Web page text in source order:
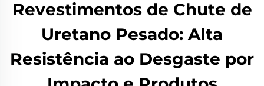
Revestimentos de Chute de
Uretano Pesado: Alta
Resistência ao Desgaste por